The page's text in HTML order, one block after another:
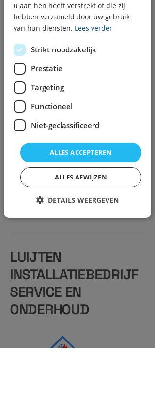
Goed onderhoud van de cv ketel is
belangrijk voor de leven duur van de
ketel. Bij het het onderhoud kunnen we
achter komen dat u niet voor
verrassingen komen te staan voor de
koude winterdagen.
Contactgegevens
020-1234567
info@mijnwebsite.nl
Zesde verdieping, Kruidenierweg 12, 5571
PG Amsterdam
LUIJTEN
INSTALLATIEBEDRIJF
SERVICE EN
ONDERHOUD
u aan hen heeft verstrekt of die zij
hebben verzameld door uw gebruik
van hun diensten. Lees verder
Strikt noodzakelijk
Prestatie
Targeting
Functioneel
Niet-geclassificeerd
ALLES ACCEPTEREN
ALLES AFWIJZEN
DETAILS WEERGEVEN